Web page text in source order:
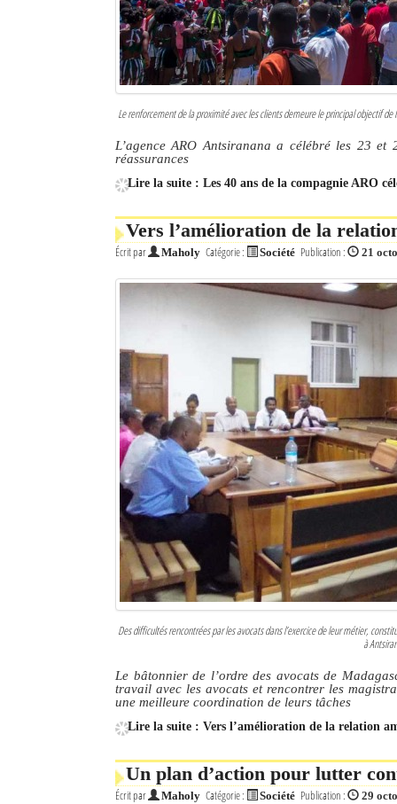
Le renforcement de la proximité avec les clients demeure le principal objectif
L’agence ARO Antsiranana a célébré les 23
réassurances
Lire la suite : Les 40 ans de la compagnie ARO
Vers l’amélioration de la
Écrit par Maholy Catégorie : Société Publication : 21
Des difficultés rencontrées par les avocats dans l’exercice de leur métier,
à
Le bâtonnier de l’ordre des avocats de
travail avec les avocats et rencontrer les
une meilleure coordination de leurs tâches
Lire la suite : Vers l’amélioration de la relation
Un plan d’action pour lutter
Écrit par Maholy Catégorie : Société Publication : 29